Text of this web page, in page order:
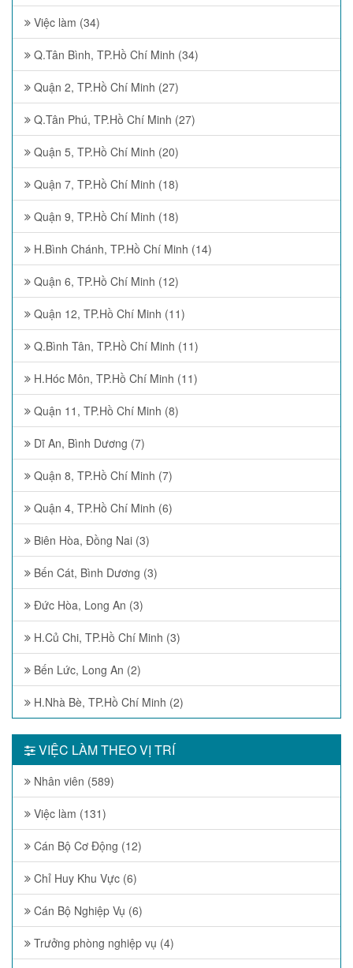
Việc làm (34)
Q.Tân Bình, TP.Hồ Chí Minh (34)
Quận 2, TP.Hồ Chí Minh (27)
Q.Tân Phú, TP.Hồ Chí Minh (27)
Quận 5, TP.Hồ Chí Minh (20)
Quận 7, TP.Hồ Chí Minh (18)
Quận 9, TP.Hồ Chí Minh (18)
H.Bình Chánh, TP.Hồ Chí Minh (14)
Quận 6, TP.Hồ Chí Minh (12)
Quận 12, TP.Hồ Chí Minh (11)
Q.Bình Tân, TP.Hồ Chí Minh (11)
H.Hóc Môn, TP.Hồ Chí Minh (11)
Quận 11, TP.Hồ Chí Minh (8)
Dĩ An, Bình Dương (7)
Quận 8, TP.Hồ Chí Minh (7)
Quận 4, TP.Hồ Chí Minh (6)
Biên Hòa, Đồng Nai (3)
Bến Cát, Bình Dương (3)
Đức Hòa, Long An (3)
H.Củ Chi, TP.Hồ Chí Minh (3)
Bến Lức, Long An (2)
H.Nhà Bè, TP.Hồ Chí Minh (2)
VIỆC LÀM THEO VỊ TRÍ
Nhân viên (589)
Việc làm (131)
Cán Bộ Cơ Động (12)
Chỉ Huy Khu Vực (6)
Cán Bộ Nghiệp Vụ (6)
Trưởng phòng nghiệp vụ (4)